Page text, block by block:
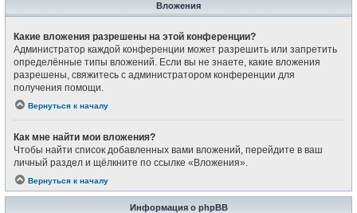
Вложения
Какие вложения разрешены на этой конференции?
Администратор каждой конференции может разрешить или запретить
определённые типы вложений. Если вы не знаете, какие вложения
разрешены, свяжитесь с администратором конференции для
получения помощи.
Вернуться к началу
Как мне найти мои вложения?
Чтобы найти список добавленных вами вложений, перейдите в ваш
личный раздел и щёлкните по ссылке «Вложения».
Вернуться к началу
Информация о phpBB